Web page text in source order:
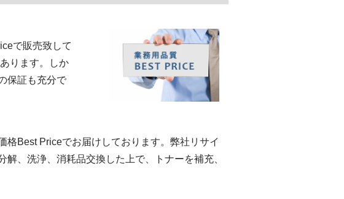
で販売致して
ります。しか
保証も充分で
Best Priceでお届けしております。弊社リサイ
、洗浄、消耗品交換した上で、トナーを補充、